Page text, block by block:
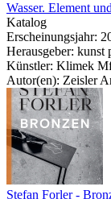
Wasser. Element
Katalog
Erscheinungsjahr:
Herausgeber: kunst
Künstler: Klimek
Autor(en): Zeisler
Stefan Forler -